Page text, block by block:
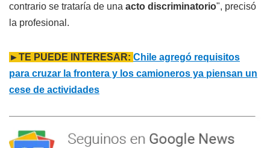
contrario se trataría de una acto discriminatorio", precisó
la profesional.
►TE PUEDE INTERESAR: Chile agregó requisitos
para cruzar la frontera y los camioneros ya piensan un
cese de actividades